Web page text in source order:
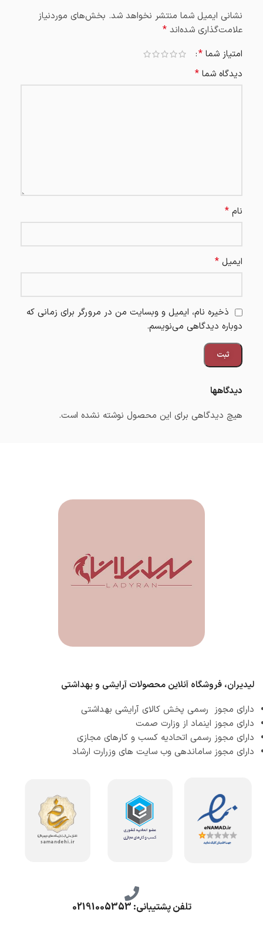
دیدگاهها
هیچ دیدگاهی برای این محصول نوشته نشده است.
نشانی ایمیل شما منتشر نخواهد شد. بخش‌های موردنیاز
علامت‌گذاری شده‌اند *
امتیاز شما *
دیدگاه شما *
نام *
ایمیل *
ذخیره نام، ایمیل و وبسایت من در مرورگر برای زمانی که
دوباره دیدگاهی می‌نویسم.
لیدیران، فروشگاه آنلاین محصولات آرایشی و بهداشتی
دارای مجوز رسمی پخش کالای آرایشی بهداشتی
دارای مجوز اینماد از وزارت صمت
دارای مجوز رسمی اتحادیه کسب و کارهای مجازی
دارای مجوز ساماندهی وب سایت های وزرارت ارشاد
تلفن پشتیبانی: 02191005353